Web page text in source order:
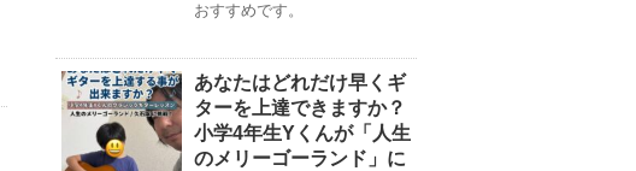
おすすめです。
あなたはどれだけ早くギ
ターを上達できますか？
小学4年生Yくんが「人生
のメリーゴーランド」に